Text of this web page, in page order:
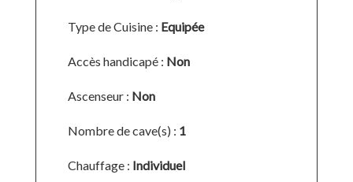
Type de Cuisine : Equipée
Accès handicapé : Non
Ascenseur : Non
Nombre de cave(s) : 1
Chauffage : Individuel